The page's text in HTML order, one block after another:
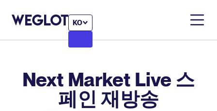
KO
Next Market Live 스
페인 재방송